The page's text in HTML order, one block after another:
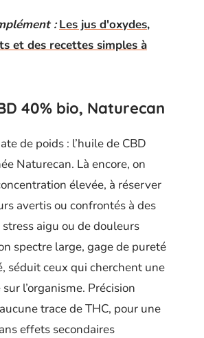
: Les jus d'oxydes,
et des recettes simples à
40% bio, Naturecan
de poids : l’huile de CBD
Naturecan. Là encore, on
élevée, à réserver
avertis ou confrontés à des
aigu ou de douleurs
spectre large, gage de pureté
séduit ceux qui cherchent une
l’organisme. Précision
trace de THC, pour une
effets secondaires